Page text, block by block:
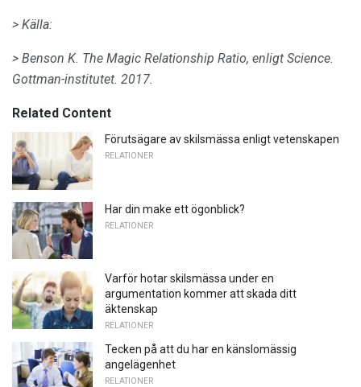
> Källa:
> Benson K. The Magic Relationship Ratio, enligt Science.
Gottman-institutet. 2017.
Related Content
Förutsägare av skilsmässa enligt vetenskapen
RELATIONER
Har din make ett ögonblick?
RELATIONER
Varför hotar skilsmässa under en
argumentation kommer att skada ditt
äktenskap
RELATIONER
Tecken på att du har en känslomässig
angelägenhet
RELATIONER